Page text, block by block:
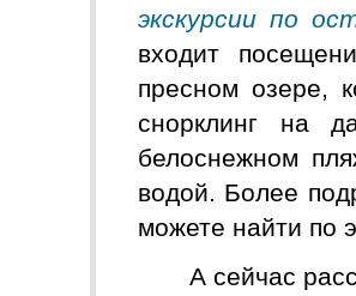
экскурсии по
входит
пресном озере,
снорклинг на
белоснежном
водой. Более
можете найти по
А сейчас